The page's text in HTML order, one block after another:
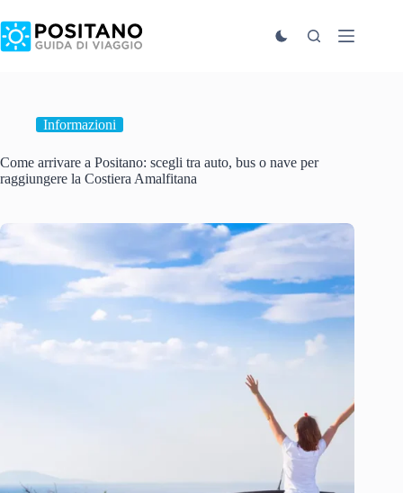
al
contenuto
Informazioni
Come arrivare a Positano: scegli tra auto, bus o nave per
raggiungere la Costiera Amalfitana